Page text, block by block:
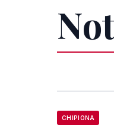
CHIPIONA